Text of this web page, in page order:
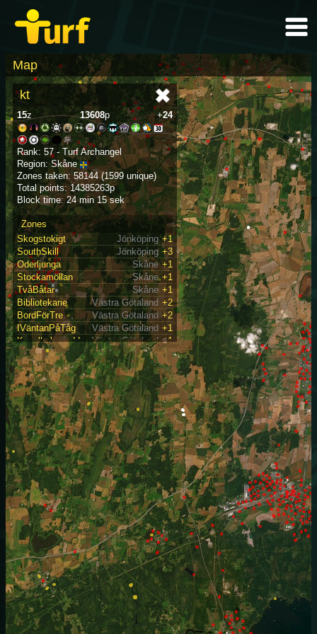
Map
kt
15z 13608p +24
Rank: 57 - Turf Archangel
Region: Skåne
Zones taken: 58144 (1599 unique)
Total points: 14385263p
Block time: 24 min 15 sek
Zones
Skogstokigt
+1
Jönköping
SouthSkill
+3
Jönköping
Oderljunga
+1
Skåne
Stockamöllan
+1
Skåne
TvåBåtar
+1
Skåne
Bibliotekarie
+2
Västra Götaland
BordFörTre
+2
Västra Götaland
IVäntanPåTåg
+1
Västra Götaland
Kanalholmsudd
+1
Västra Götaland
Lejonpinken
+3
Västra Götaland
HardemoKyrka
+2
Örebro
HemTillHögan
+1
Örebro
Stigvägen
+2
Örebro
StOlofKälla
+2
Örebro
Täbön
+1
Örebro